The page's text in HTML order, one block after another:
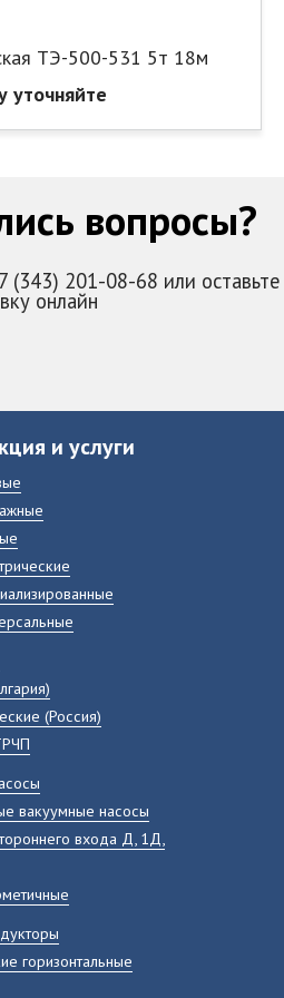
ТЭ-500-531 5т 18м
уточняйте
вопросы?
(343) 201-08-68 или оставьте
онлайн
и услуги
(Россия)
вакуумные насосы
входа Д, 1Д,
горизонтальные